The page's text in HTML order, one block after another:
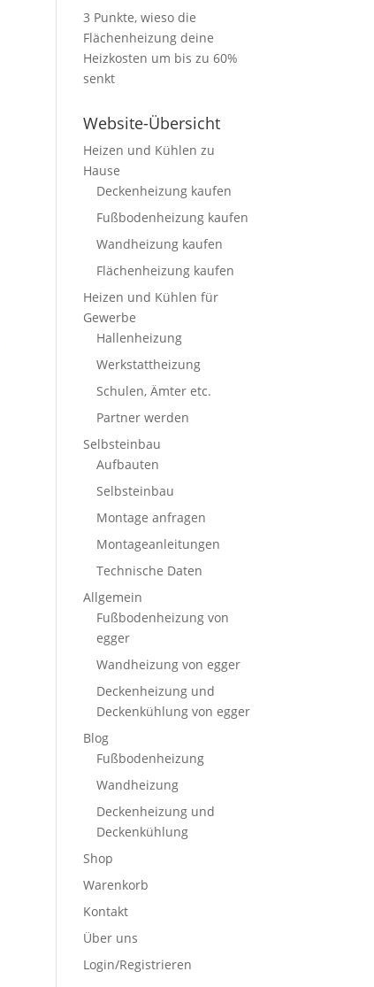
3 Punkte, wieso die
Flächenheizung deine
Heizkosten um bis zu 60%
senkt
Website-Übersicht
Heizen und Kühlen zu
Hause
Deckenheizung kaufen
Fußbodenheizung kaufen
Wandheizung kaufen
Flächenheizung kaufen
Heizen und Kühlen für
Gewerbe
Hallenheizung
Werkstattheizung
Schulen, Ämter etc.
Partner werden
Selbsteinbau
Aufbauten
Selbsteinbau
Montage anfragen
Montageanleitungen
Technische Daten
Allgemein
Fußbodenheizung von
egger
Wandheizung von egger
Deckenheizung und
Deckenkühlung von egger
Blog
Fußbodenheizung
Wandheizung
Deckenheizung und
Deckenkühlung
Shop
Warenkorb
Kontakt
Über uns
Login/Registrieren